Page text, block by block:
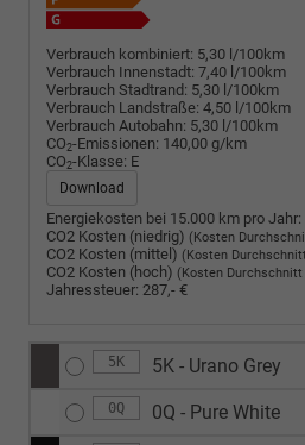
Verbrauch kombiniert: 5,30 l/100km
Verbrauch Innenstadt: 7,40 l/100km
Verbrauch Stadtrand: 5,30 l/100km
Verbrauch Landstraße: 4,50 l/100km
Verbrauch Autobahn: 5,30 l/100km
CO2-Emissionen: 140,00 g/km
CO2-Klasse: E
Download
Energiekosten bei 15.000 km pro Jahr:
CO2 Kosten (niedrig) (Kosten
CO2 Kosten (mittel) (Kosten
CO2 Kosten (hoch) (Kosten Durchschnitt
Jahressteuer: 287,- €
5K 5K - Urano Grey
0Q 0Q - Pure White